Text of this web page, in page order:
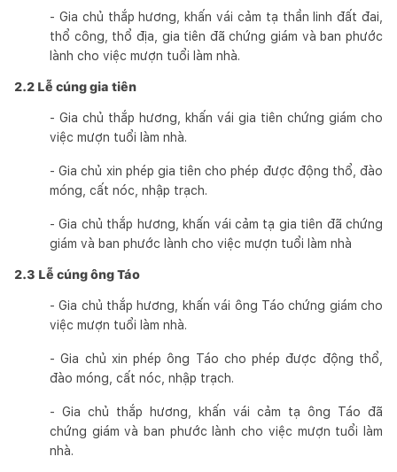
- Gia chủ thắp hương, khấn vái cảm tạ thần linh đất đai,
thổ công, thổ địa, gia tiên đã chứng giám và ban phước
lành cho việc mượn tuổi làm nhà.
2.2 Lễ cúng gia tiên
- Gia chủ thắp hương, khấn vái gia tiên chứng giám cho
việc mượn tuổi làm nhà.
- Gia chủ xin phép gia tiên cho phép được động thổ, đào
móng, cất nóc, nhập trạch.
- Gia chủ thắp hương, khấn vái cảm tạ gia tiên đã chứng
giám và ban phước lành cho việc mượn tuổi làm nhà
2.3 Lễ cúng ông Táo
- Gia chủ thắp hương, khấn vái ông Táo chứng giám cho
việc mượn tuổi làm nhà.
- Gia chủ xin phép ông Táo cho phép được động thổ,
đào móng, cất nóc, nhập trạch.
- Gia chủ thắp hương, khấn vái cảm tạ ông Táo đã
chứng giám và ban phước lành cho việc mượn tuổi làm
nhà.